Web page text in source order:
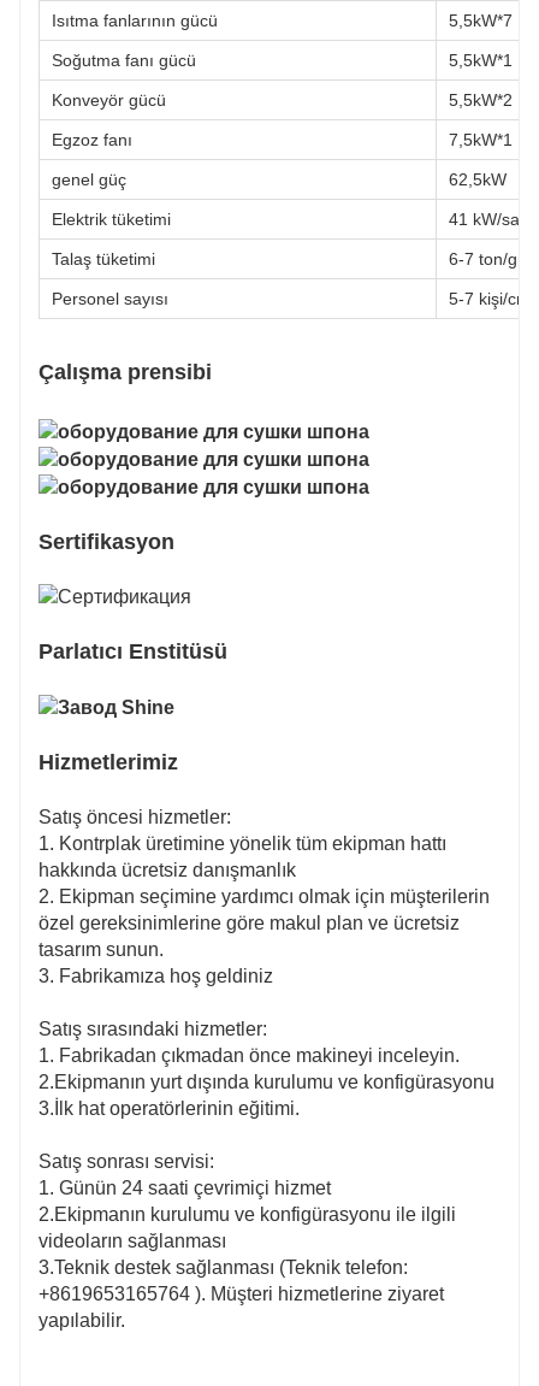
Isıtma fanlarının gücü 5,5kW*7
Soğutma fanı gücü 5,5kW*1
Konveyör gücü 5,5kW*2
Egzoz fanı 7,5kW*1
genel güç 62,5kW
Elektrik tüketimi 41 kW/saat
Talaş tüketimi 6-7 ton/gün
Personel sayısı 5-7 kişi/cm
Çalışma prensibi
Sertifikasyon
Parlatıcı Enstitüsü
Hizmetlerimiz
Satış öncesi hizmetler:
1. Kontrplak üretimine yönelik tüm ekipman hattı
hakkında ücretsiz danışmanlık
2. Ekipman seçimine yardımcı olmak için müşterilerin
özel gereksinimlerine göre makul plan ve ücretsiz
tasarım sunun.
3. Fabrikamıza hoş geldiniz
Satış sırasındaki hizmetler:
1. Fabrikadan çıkmadan önce makineyi inceleyin.
2.Ekipmanın yurt dışında kurulumu ve konfigürasyonu
3.İlk hat operatörlerinin eğitimi.
Satış sonrası servisi:
1. Günün 24 saati çevrimiçi hizmet
2.Ekipmanın kurulumu ve konfigürasyonu ile ilgili
videoların sağlanması
3.Teknik destek sağlanması (Teknik telefon:
+8619653165764 ). Müşteri hizmetlerine ziyaret
yapılabilir.